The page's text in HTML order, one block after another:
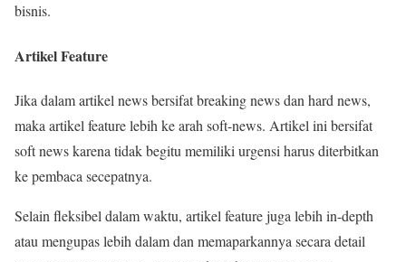
bisnis.
Artikel Feature
Jika dalam artikel news bersifat breaking news dan hard news,
maka artikel feature lebih ke arah soft-news. Artikel ini bersifat
soft news karena tidak begitu memiliki urgensi harus diterbitkan
ke pembaca secepatnya.
Selain fleksibel dalam waktu, artikel feature juga lebih in-depth
atau mengupas lebih dalam dan memaparkannya secara detail